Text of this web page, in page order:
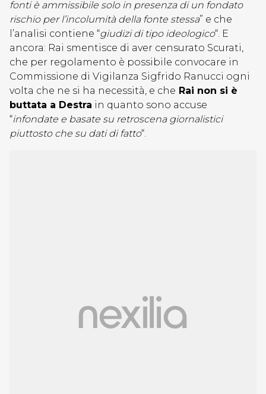
fonti è ammissibile solo in presenza di un fondato
rischio per l’incolumità della fonte stessa” e che
l’analisi contiene “giudizi di tipo ideologico“. E
ancora: Rai smentisce di aver censurato Scurati,
che per regolamento è possibile convocare in
Commissione di Vigilanza Sigfrido Ranucci ogni
volta che ne si ha necessità, e che Rai non si è
buttata a Destra in quanto sono accuse
“infondate e basate su retroscena giornalistici
piuttosto che su dati di fatto“.